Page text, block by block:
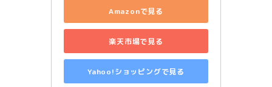
Amazonで見る
楽天市場で見る
Yahoo!ショッピングで見る